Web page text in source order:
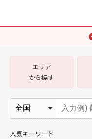
エリア
から探す
人気キーワード